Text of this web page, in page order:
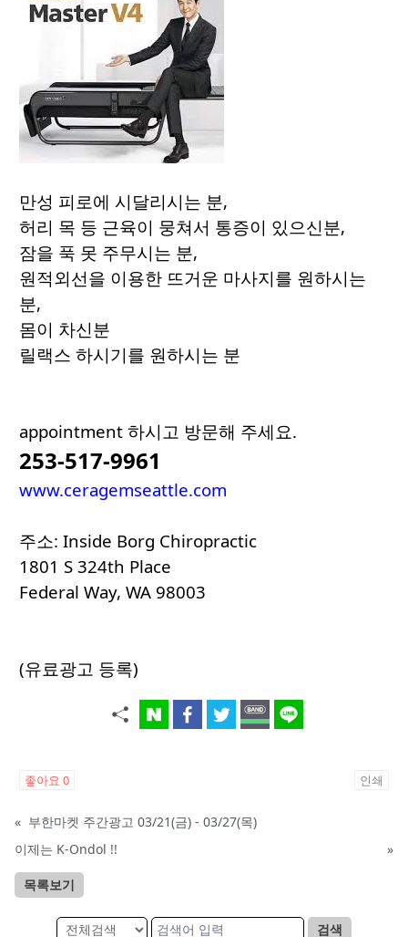
만성 피로에 시달리시는 분,
허리 목 등 근육이 뭉쳐서 통증이 있으신분,
잠을 푹 못 주무시는 분,
원적외선을 이용한 뜨거운 마사지를 원하시는
분,
몸이 차신분
릴랙스 하시기를 원하시는 분
appointment 하시고 방문해 주세요.
253-517-9961
www.ceragemseattle.com
주소: Inside Borg Chiropractic
1801 S 324th Place
Federal Way, WA 98003
(유료광고 등록)
좋아요 0 인쇄
« 부한마켓 주간광고 03/21(금) - 03/27(목)
이제는 K-Ondol !!
»
목록보기
검색